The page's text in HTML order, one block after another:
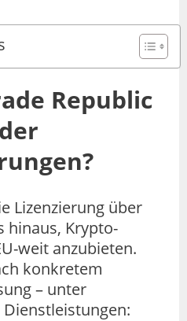
Republic
Lizenzierung über
hinaus, Krypto-
weit anzubieten.
konkretem
– unter